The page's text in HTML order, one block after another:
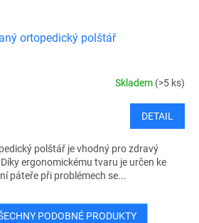
ortopedický polštář
Skladem (>5 ks)
DETAIL
polštář je vhodný pro zdravý
ergonomickému tvaru je určen ke
páteře při problémech se...
PODOBNÉ PRODUKTY